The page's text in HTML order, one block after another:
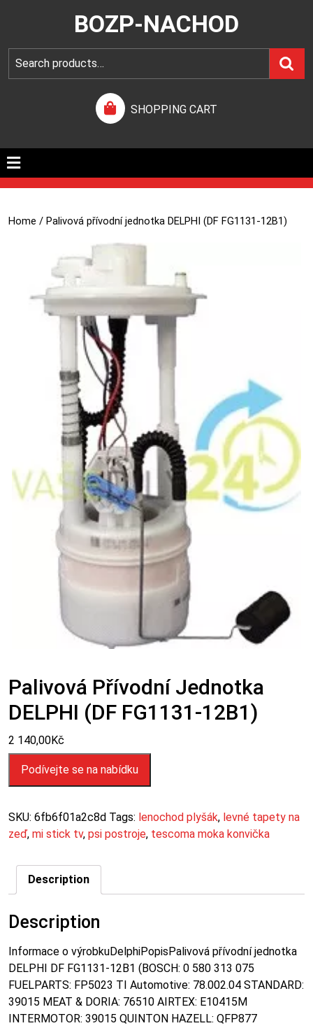
BOZP-NACHOD
SHOPPING CART
Home / Palivová přívodní jednotka DELPHI (DF FG1131-12B1)
Palivová Přívodní Jednotka
DELPHI (DF FG1131-12B1)
2 140,00Kč
Podívejte se na nabídku
SKU: 6fb6f01a2c8d Tags: lenochod plyšák, levné tapety na
zeď, mi stick tv, psi postroje, tescoma moka konvička
Description
Description
Informace o výrobkuDelphiPopisPalivová přívodní jednotka
DELPHI DF FG1131-12B1 (BOSCH: 0 580 313 075
FUELPARTS: FP5023 TI Automotive: 78.002.04 STANDARD:
39015 MEAT & DORIA: 76510 AIRTEX: E10415M
INTERMOTOR: 39015 QUINTON HAZELL: QFP877